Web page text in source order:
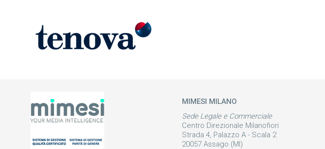
MIMESI MILANO
Sede Legale e Commerciale
Centro Direzionale Milanofiori
Strada 4, Palazzo A - Scala 2
20057 Assago (MI)